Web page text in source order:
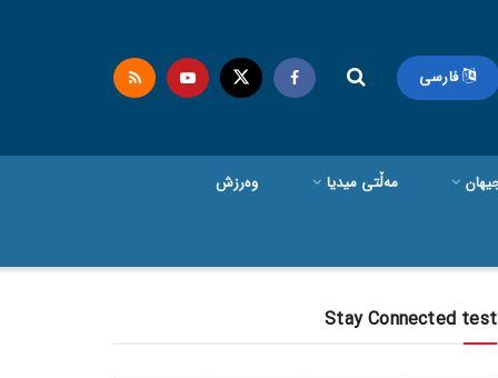
فارسی
مەڵتی میدیا وەرزش
Stay Connected test